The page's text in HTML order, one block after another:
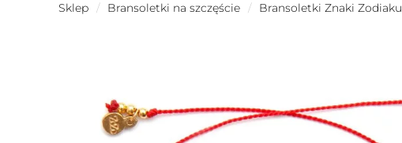
Sklep / Bransoletki na szczęście / Bransoletki Znaki Zodiaku